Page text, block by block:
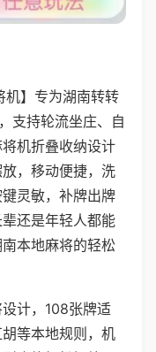
机】专为湖南转转
支持轮流坐庄、自
机折叠收纳设计
，移动便捷，洗
灵敏，补牌出牌
还是年轻人都能
本地麻将的轻松
计，108张牌适
等本地规则，机